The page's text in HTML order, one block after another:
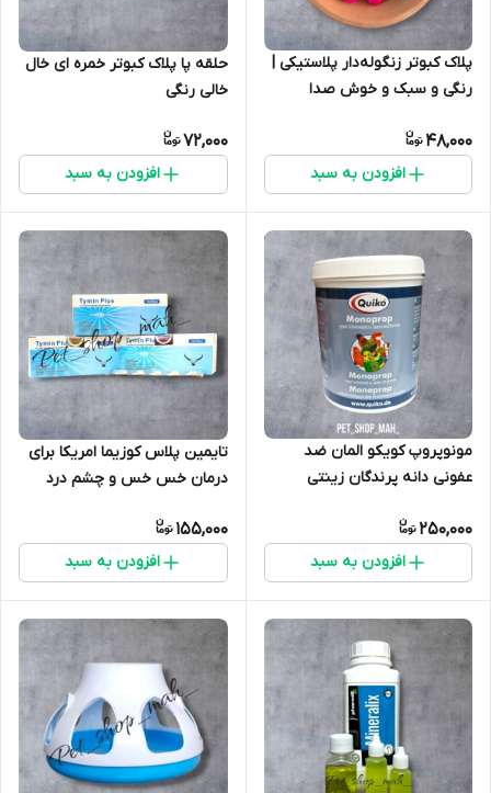
پلاک کبوتر زنگوله‌دار پلاستیکی |
رنگی و سبک و خوش صدا
48,000
افزودن به سبد
حلقه پا پلاک کبوتر خمره ای خال
خالی رنگی
72,000
افزودن به سبد
مونوپروپ کویکو المان ضد
عفونی دانه پرندگان زینتی
250,000
افزودن به سبد
تایمین پلاس کوزیما امریکا برای
درمان خس خس و چشم درد
155,000
افزودن به سبد